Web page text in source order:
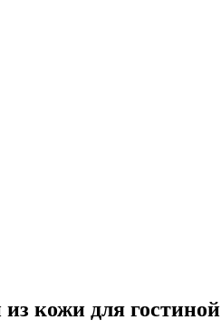
кожи для гостиной